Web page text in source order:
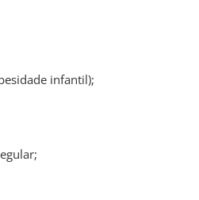
infantil);